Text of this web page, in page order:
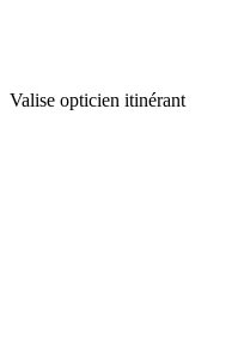
Valise opticien itinérant